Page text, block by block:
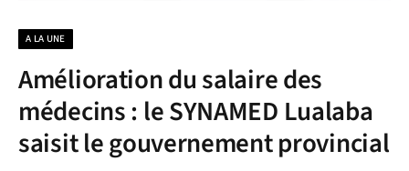
A LA UNE
Amélioration du salaire des
médecins : le SYNAMED Lualaba
saisit le gouvernement provincial